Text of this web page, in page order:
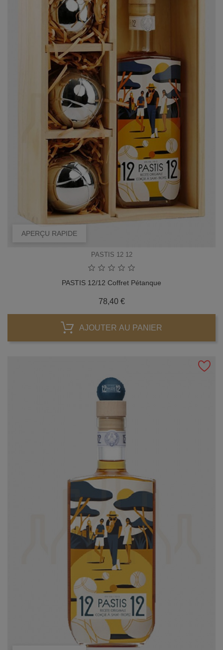
APERÇU RAPIDE
PASTIS 12 12
PASTIS 12/12 Coffret Pétanque
78,40 €Prix
AJOUTER AU PANIER